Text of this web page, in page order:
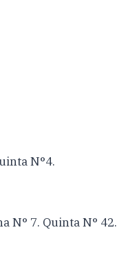
N°4.
N° 7. Quinta N° 42.